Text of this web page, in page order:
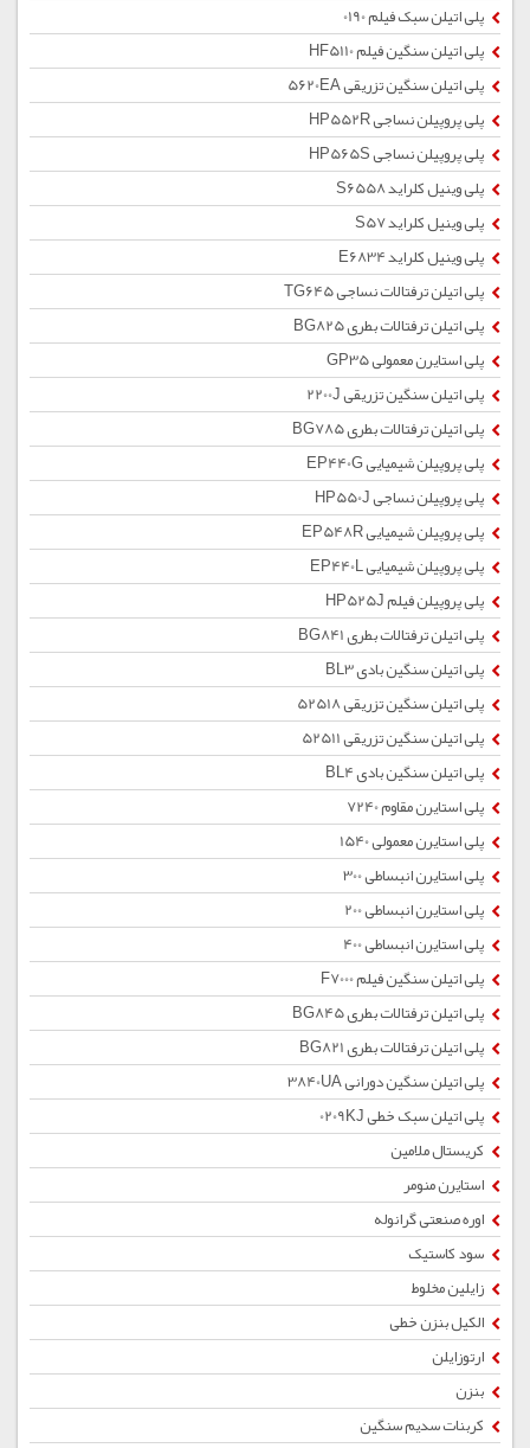
پلی اتیلن سبک فیلم 0190
پلی اتیلن سنگین فیلم HF5110
پلی اتیلن سنگین تزریقی 5620EA
پلی پروپیلن نساجی HP552R
پلی پروپیلن نساجی HP565S
پلی وینیل کلراید S6558
پلی وینیل کلراید S57
پلی وینیل کلراید E6834
پلی اتیلن ترفتالات نساجی TG645
پلی اتیلن ترفتالات بطری BG825
پلی استایرن معمولی GP35
پلی اتیلن سنگین تزریقی 2200J
پلی اتیلن ترفتالات بطری BG785
پلی پروپیلن شیمیایی EP440G
پلی پروپیلن نساجی HP550J
پلی پروپیلن شیمیایی EP548R
پلی پروپیلن شیمیایی EP440L
پلی پروپیلن فیلم HP525J
پلی اتیلن ترفتالات بطری BG841
پلی اتیلن سنگین بادی BL3
پلی اتیلن سنگین تزریقی 52518
پلی اتیلن سنگین تزریقی 52511
پلی اتیلن سنگین بادی BL4
پلی استایرن مقاوم 7240
پلی استایرن معمولی 1540
پلی استایرن انبساطی 300
پلی استایرن انبساطی 200
پلی استایرن انبساطی 400
پلی اتیلن سنگین فیلم F7000
پلی اتیلن ترفتالات بطری BG845
پلی اتیلن ترفتالات بطری BG821
پلی اتیلن سنگین دورانی 3840UA
پلی اتیلن سبک خطی 0209KJ
کریستال ملامین
استایرن منومر
اوره صنعتی گرانوله
سود کاستیک
زایلین مخلوط
الکیل بنزن خطی
ارتوزایلن
بنزن
کربنات سدیم سنگین